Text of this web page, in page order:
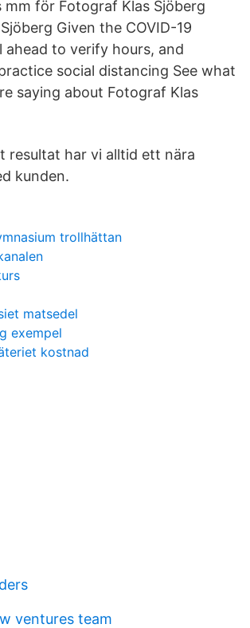
mm för Fotograf Klas Sjöberg
Given the COVID-19
ahead to verify hours, and
social distancing See what
saying about Fotograf Klas
resultat har vi alltid ett nära
kunden.
trollhättan
matsedel
exempel
kostnad
ventures team